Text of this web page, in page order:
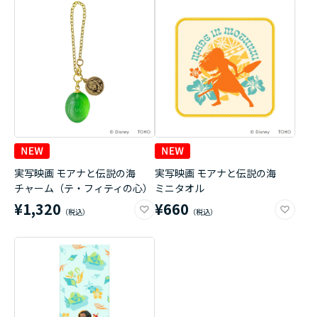
実写映画 モアナと伝説の海
チャーム（テ・フィティの心）
¥1,320
実写映画 モアナと伝説の海
ミニタオル
¥660